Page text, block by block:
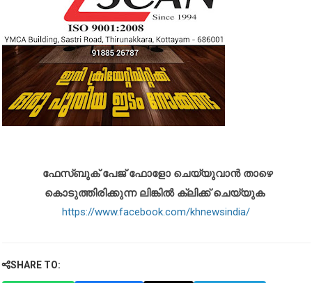
ഫേസ്ബുക് പേജ് ഫോളോ ചെയ്യുവാൻ താഴെ
കൊടുത്തിരിക്കുന്ന ലിങ്കിൽ ക്ലിക്ക് ചെയ്യുക
https://www.facebook.com/khnewsindia/
SHARE TO: